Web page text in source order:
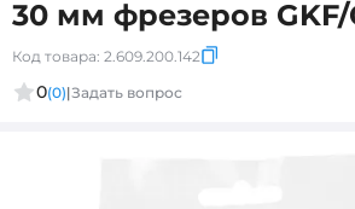
30 мм фрезеров GKF/
Код товара: 2.609.200.142
0(0)|Задать вопрос